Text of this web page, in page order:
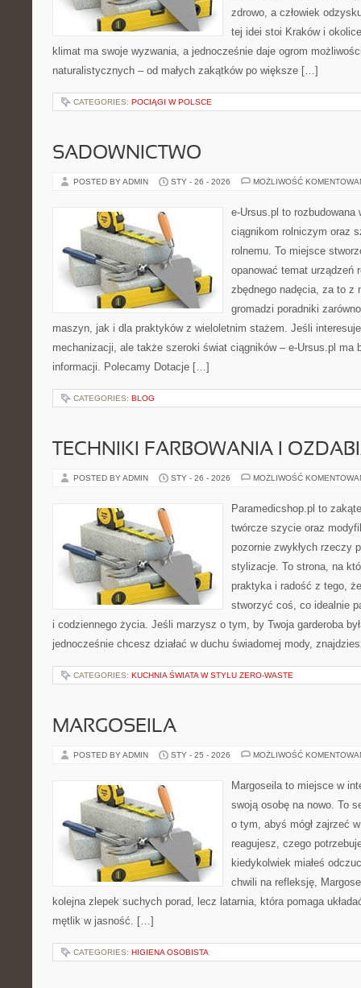
zdrowo, a człowiek
tej idei stoi Kraków i
klimat ma swoje wyzwania, a jednocześnie daje ogrom
naturalistycznych – od małych zakątków po większe […]
CATEGORIES: POCIĄGI W POLSCE
SADOWNICTWO
POSTED BY ADMIN STY - 26 - 2026 MOŻLIWOŚĆ
e-Ursus.pl to rozbudowana
ciągnikom rolniczym oraz
rolnemu. To miejsce
opanować temat urządzeń
zbędnego nadęcia, za to z
gromadzi poradniki
maszyn, jak i dla praktyków z wieloletnim stażem. Jeśli
mechanizacji, ale także szeroki świat ciągników – e-Ursus.pl ma
informacji. Polecamy Dotacje […]
CATEGORIES: BLOG
TECHNIKI FARBOWANIA I
POSTED BY ADMIN STY - 26 - 2026 MOŻLIWOŚĆ
Paramedicshop.pl to
twórcze szycie oraz
pozornie zwykłych rzeczy
stylizacje. To strona, na
praktyka i radość z tego,
stworzyć coś, co idealnie
i codziennego życia. Jeśli marzysz o tym, by Twoja garderoba
jednocześnie chcesz działać w duchu świadomej mody,
CATEGORIES: KUCHNIA ŚWIATA W STYLU ZERO-WASTE
MARGOSEILA
POSTED BY ADMIN STY - 25 - 2026 MOŻLIWOŚĆ
Margoseila to miejsce w
swoją osobę na nowo. To
o tym, abyś mógł zajrzeć
reagujesz, czego
kiedykolwiek miałeś
chwili na refleksję,
kolejna zlepek suchych porad, lecz latarnia, która pomaga
mętlik w jasność. […]
CATEGORIES: HIGIENA OSOBISTA